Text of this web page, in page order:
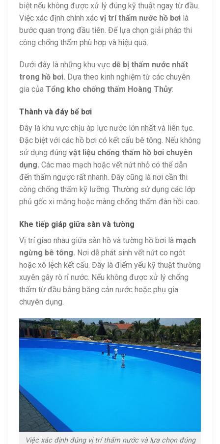
biệt nếu không được xử lý đúng kỹ thuật ngay từ đầu.
Việc xác định chính xác vị trí thấm nước hồ bơi là
bước quan trọng đầu tiên. Để lựa chọn giải pháp thi
công chống thấm phù hợp và hiệu quả.
Dưới đây là những khu vực dễ bị thấm nước nhất
trong hồ bơi. Dựa theo kinh nghiệm từ các chuyên
gia của Tổng kho chống thấm Hoàng Thủy:
Thành và đáy bể bơi
Đây là khu vực chịu áp lực nước lớn nhất và liên tục.
Đặc biệt với các hồ bơi có kết cấu bê tông. Nếu không
sử dụng đúng vật liệu chống thấm hồ bơi chuyên
dụng. Các mao mạch hoặc vết nứt nhỏ có thể dẫn
đến thấm ngược rất nhanh. Đây cũng là nơi cần thi
công chống thấm kỹ lưỡng. Thường sử dụng các lớp
phủ gốc xi măng hoặc màng chống thấm đàn hồi cao.
Khe tiếp giáp giữa sàn và tường
Vị trí giao nhau giữa sàn hồ và tường hồ bơi là mạch
ngừng bê tông. Nơi dễ phát sinh vết nứt co ngót
hoặc xô lệch kết cấu. Đây là điểm yếu kỹ thuật thường
xuyên gây rò rỉ nước. Nếu không được xử lý chống
thấm từ đầu bằng băng cản nước hoặc phụ gia
chuyên dụng.
Việc xác định đúng vị trí thấm nước và lựa chọn đúng